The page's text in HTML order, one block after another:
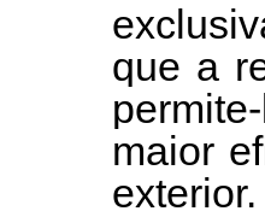
que a
maior
exterior.